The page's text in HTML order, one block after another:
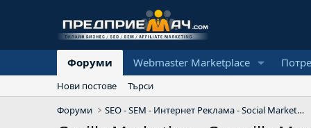
Форуми Webmaster Marketplace
Нови постове
Търси
Форуми
SEO - SEM - Интернет Реклама - Social Marketing